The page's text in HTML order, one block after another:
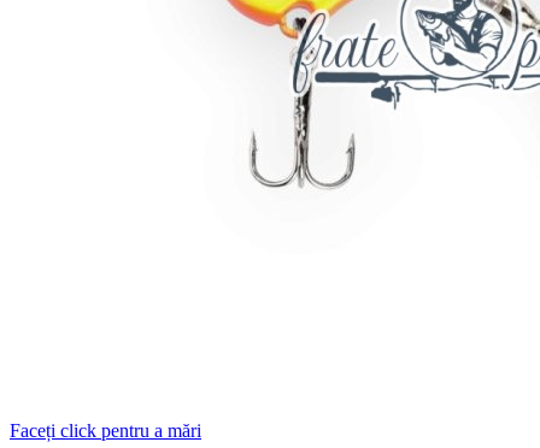
Faceți click pentru a mări